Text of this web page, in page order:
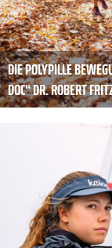
DIE POLYPILLE
DOC“ DR. ROBERT